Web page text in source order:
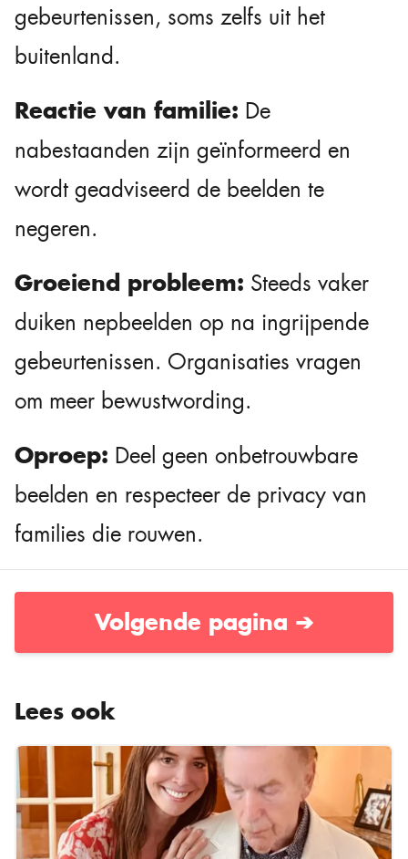
gebeurtenissen, soms zelfs uit het
buitenland.
Reactie van familie: De
nabestaanden zijn geïnformeerd en
wordt geadviseerd de beelden te
negeren.
Groeiend probleem: Steeds vaker
duiken nepbeelden op na ingrijpende
gebeurtenissen. Organisaties vragen
om meer bewustwording.
Oproep: Deel geen onbetrouwbare
beelden en respecteer de privacy van
families die rouwen.
Volgende pagina ➔
Lees ook